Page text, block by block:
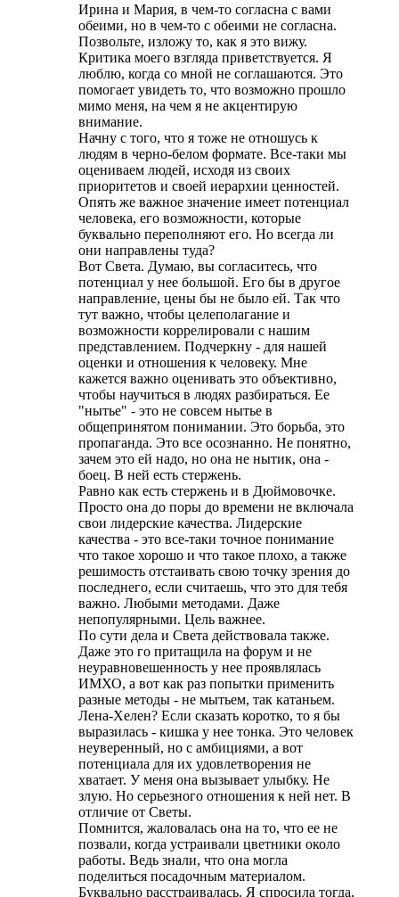
Ирина и Мария, в чем-то согласна с вами
обеими, но в чем-то с обеими не согласна.
Позвольте, изложу то, как я это вижу.
Критика моего взгляда приветствуется. Я
люблю, когда со мной не соглашаются. Это
помогает увидеть то, что возможно прошло
мимо меня, на чем я не акцентирую
внимание.
Начну с того, что я тоже не отношусь к
людям в черно-белом формате. Все-таки мы
оцениваем людей, исходя из своих
приоритетов и своей иерархии ценностей.
Опять же важное значение имеет потенциал
человека, его возможности, которые
буквально переполняют его. Но всегда ли
они направлены туда?
Вот Света. Думаю, вы согласитесь, что
потенциал у нее большой. Его бы в другое
направление, цены бы не было ей. Так что
тут важно, чтобы целеполагание и
возможности коррелировали с нашим
представлением. Подчеркну - для нашей
оценки и отношения к человеку. Мне
кажется важно оценивать это объективно,
чтобы научиться в людях разбираться. Ее
"нытье" - это не совсем нытье в
общепринятом понимании. Это борьба, это
пропаганда. Это все осознанно. Не понятно,
зачем это ей надо, но она не нытик, она -
боец. В ней есть стержень.
Равно как есть стержень и в Дюймовочке.
Просто она до поры до времени не включала
свои лидерские качества. Лидерские
качества - это все-таки точное понимание
что такое хорошо и что такое плохо, а также
решимость отстаивать свою точку зрения до
последнего, если считаешь, что это для тебя
важно. Любыми методами. Даже
непопулярными. Цель важнее.
По сути дела и Света действовала также.
Даже это го притащила на форум и не
неуравновешенность у нее проявлялась
ИМХО, а вот как раз попытки применить
разные методы - не мытьем, так катаньем.
Лена-Хелен? Если сказать коротко, то я бы
выразилась - кишка у нее тонка. Это человек
неуверенный, но с амбициями, а вот
потенциала для их удовлетворения не
хватает. У меня она вызывает улыбку. Не
злую. Но серьезного отношения к ней нет. В
отличие от Светы.
Помнится, жаловалась она на то, что ее не
позвали, когда устраивали цветники около
работы. Ведь знали, что она могла
поделиться посадочным материалом.
Буквально расстраивалась. Я спросила тогда,